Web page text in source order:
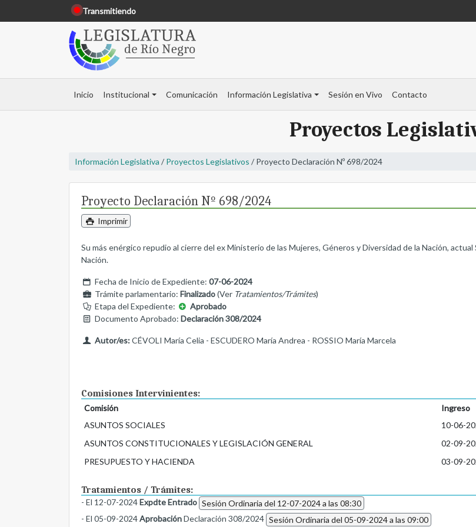
Transmitiendo
Inicio Institucional Comunicación Información Legislativa Sesión en Vivo Contacto
Proyectos
Información Legislativa / Proyectos Legislativos / Proyecto Declaración Nº 698/2024
Proyecto Declaración Nº 698/2024
Imprimir
Su más enérgico repudio al cierre del ex Ministerio de las Mujeres, Géneros y Diversidad de la Nación,
Nación.
Fecha de Inicio de Expediente: 07-06-2024
Trámite parlamentario: Finalizado(Ver Tratamientos/Trámites)
Etapa del Expediente:
Aprobado
Documento Aprobado: Declaración 308/2024
Autor/es:CÉVOLI María Celia - ESCUDERO María Andrea - ROSSIO María Marcela
Comisiones Intervinientes:
Comisión Ingreso
ASUNTOS SOCIALES
10-06-
ASUNTOS CONSTITUCIONALES Y LEGISLACIÓN GENERAL
02-09-
PRESUPUESTO Y HACIENDA
03-09-
Tratamientos / Trámites:
- El 12-07-2024Expdte Entrado Sesión Ordinaria del 12-07-2024 a las 08:30
- El 05-09-2024AprobaciónDeclaración 308/2024 Sesión Ordinaria del 05-09-2024 a las 09:00